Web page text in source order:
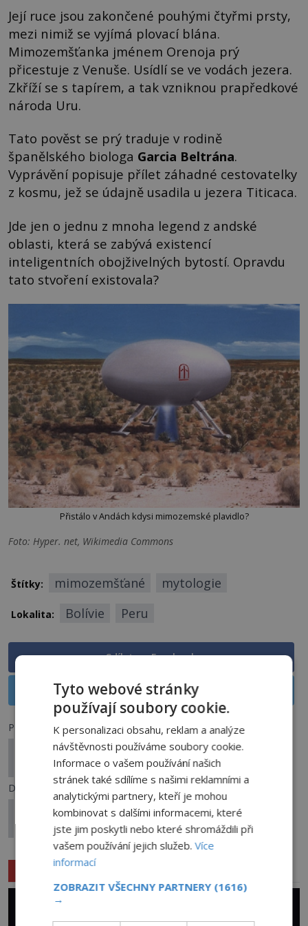
Její ruce jsou zakončené pouhými čtyřmi prsty,
mezi nimiž se vyjímá plovací blána.
Mimozemšťanka jménem Orenoja prý
přicestuje z Venuše. Usídlí se ve vodách jezera.
Zkříží se s tapírem, a tak vzniknou prapředkové
národa Uru.
Tato pověst se prý traduje v rodině
španělského biologa Garcia Beltrána.
Vyprávění popisuje přílet záhadné cestovatelky
z kosmu, jež se údajně usadila u jezera Titicaca.
Jde jen o jednu z mnoha legend z andské
oblasti, která se zabývá existencí
inteligentních obojživelných bytostí. Opravdu
tato stvoření existovala?
Přistálo v Andách kdysi mimozemské plavidlo?
Foto: Hyper. net, Wikimedia Commons
Štítky: mimozemšťané mytologie
Lokalita: Bolívie Peru
Sdílet na Facebooku
Sdílet na X
Předchozí článek
Vražda Katarzyny Zowada: Tajemný kriminální
případ z Polska!
Další článek
Tajemný hřbitov bláznů v Praze: Dochází zde k
paranormálním jevům?
Související články
Tyto webové stránky
používají soubory cookie.
K personalizaci obsahu, reklam a analýze
návštěvnosti používáme soubory cookie.
Informace o vašem používání našich
stránek také sdílíme s našimi reklamními a
analytickými partnery, kteří je mohou
kombinovat s dalšími informacemi, které
jste jim poskytli nebo které shromáždili při
vašem používání jejich služeb.Více
informací
ZOBRAZIT VŠECHNY PARTNERY (1616)
→